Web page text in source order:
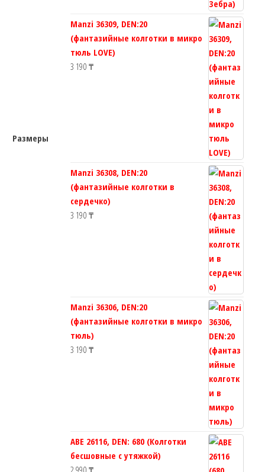
Размеры
Manzi 36309, DEN:20
(фантазийные колготки в микро
тюль LOVE)
3 190 ₸
Manzi 36308, DEN:20
(фантазийные колготки в
сердечко)
3 190 ₸
Manzi 36306, DEN:20
(фантазийные колготки в микро
тюль)
3 190 ₸
ABE 26116, DEN: 680 (Колготки
бесшовные с утяжкой)
2 990 ₸